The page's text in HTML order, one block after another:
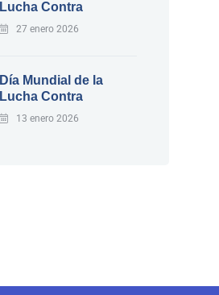
Lucha Contra
27 enero 2026
Día Mundial de la
Lucha Contra
13 enero 2026